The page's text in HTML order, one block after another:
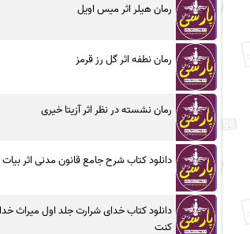
رمان هیلر اثر میس اویل
رمان نطفه اثر گل رز قرمز
رمان نشسته در نظر اثر آزیتا خیری
دانلود کتاب شرح جامع قانون مدنی اثر بیات
دانلود کتاب خدای شرارت جلد اول میراث
کنت